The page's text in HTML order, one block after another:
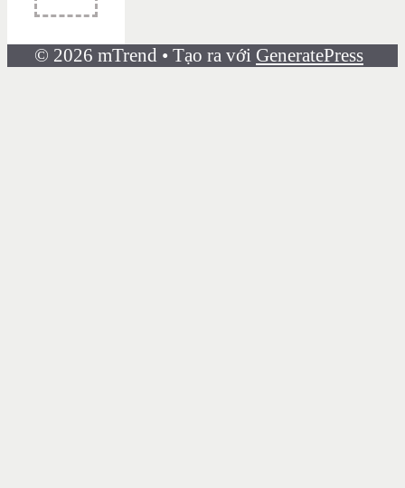
© 2026 mTrend • Tạo ra với GeneratePress